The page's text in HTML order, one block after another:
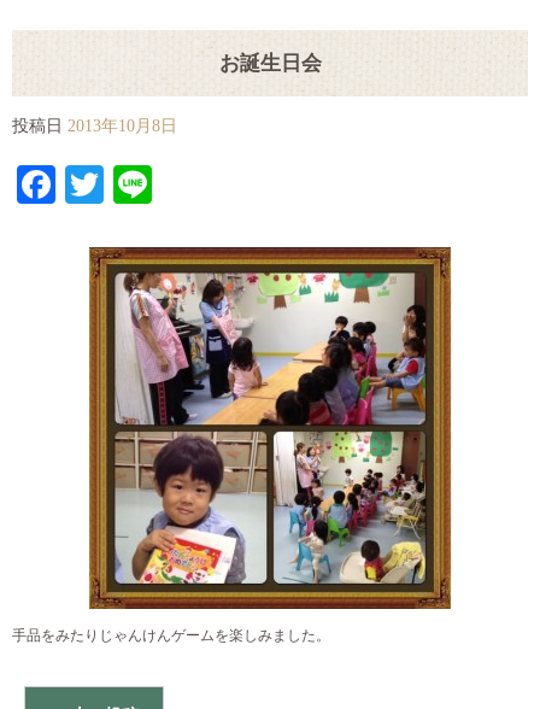
お誕生日会
投稿日 2013年10月8日
Facebook
Twitter
手品をみたりじゃんけんゲームを楽しみました。